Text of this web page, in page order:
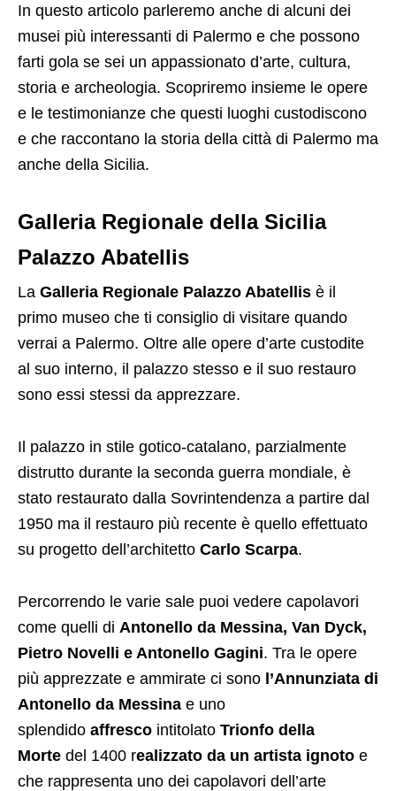
In questo articolo parleremo anche di alcuni dei
musei più interessanti di Palermo e che possono
farti gola se sei un appassionato d’arte, cultura,
storia e archeologia. Scopriremo insieme le opere
e le testimonianze che questi luoghi custodiscono
e che raccontano la storia della città di Palermo ma
anche della Sicilia.
Galleria Regionale della Sicilia
Palazzo Abatellis
La Galleria Regionale Palazzo Abatellis è il
primo museo che ti consiglio di visitare quando
verrai a Palermo. Oltre alle opere d’arte custodite
al suo interno, il palazzo stesso e il suo restauro
sono essi stessi da apprezzare.
Il palazzo in stile gotico-catalano, parzialmente
distrutto durante la seconda guerra mondiale, è
stato restaurato dalla Sovrintendenza a partire dal
1950 ma il restauro più recente è quello effettuato
su progetto dell’architetto Carlo Scarpa.
Percorrendo le varie sale puoi vedere capolavori
come quelli di Antonello da Messina, Van Dyck,
Pietro Novelli e Antonello Gagini. Tra le opere
più apprezzate e ammirate ci sono l’Annunziata di
Antonello da Messina e uno
splendido affresco intitolato Trionfo della
Morte del 1400 realizzato da un artista ignoto e
che rappresenta uno dei capolavori dell’arte